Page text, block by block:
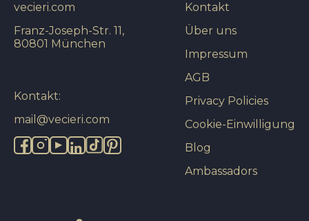
Kontakt
Über uns
Impressum
AGB
Privacy Policies
Cookie-Einwilligung
Blog
Ambassadors
vecieri.com
Franz-Joseph-Str. 11,
80801 München
Kontakt:
mail@vecieri.com